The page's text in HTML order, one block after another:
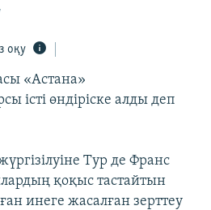
оқу
«Астана»
істі өндіріске алды деп
Тур де Франс
қоқыс тастайтын
инеге жасалған зерттеу